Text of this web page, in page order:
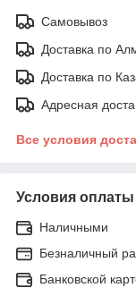
Самовывоз
Доставка по
Доставка по
Адресная
Все условия
Условия оплаты
Наличными
Безналичный
Банковской